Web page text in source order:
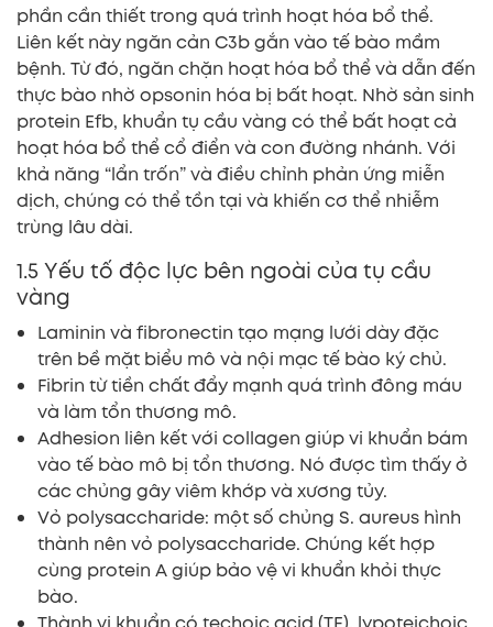
phần cần thiết trong quá trình hoạt hóa bổ thể.
Liên kết này ngăn cản C3b gắn vào tế bào mầm
bệnh. Từ đó, ngăn chặn hoạt hóa bổ thể và dẫn đến
thực bào nhờ opsonin hóa bị bất hoạt. Nhờ sản sinh
protein Efb, khuẩn tụ cầu vàng có thể bất hoạt cả
hoạt hóa bổ thể cổ điển và con đường nhánh. Với
khả năng “lẩn trốn” và điều chỉnh phản ứng miễn
dịch, chúng có thể tồn tại và khiến cơ thể nhiễm
trùng lâu dài.
1.5 Yếu tố độc lực bên ngoài của tụ cầu
vàng
Laminin và fibronectin tạo mạng lưới dày đặc
trên bề mặt biểu mô và nội mạc tế bào ký chủ.
Fibrin từ tiền chất đẩy mạnh quá trình đông máu
và làm tổn thương mô.
Adhesion liên kết với collagen giúp vi khuẩn bám
vào tế bào mô bị tổn thương. Nó được tìm thấy ở
các chủng gây viêm khớp và xương tủy.
Vỏ polysaccharide: một số chủng S. aureus hình
thành nên vỏ polysaccharide. Chúng kết hợp
cùng protein A giúp bảo vệ vi khuẩn khỏi thực
bào.